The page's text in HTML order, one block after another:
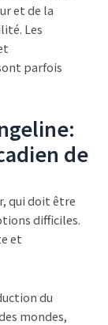
et de la
Les
parfois
de
qui doit être
difficiles.
et
du
mondes,